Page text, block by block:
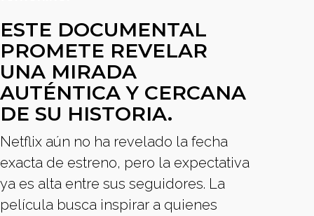
ESTE DOCUMENTAL
PROMETE REVELAR
UNA MIRADA
AUTÉNTICA Y CERCANA
DE SU HISTORIA.
Netflix aún no ha revelado la fecha
exacta de estreno, pero la expectativa
ya es alta entre sus seguidores. La
película busca inspirar a quienes